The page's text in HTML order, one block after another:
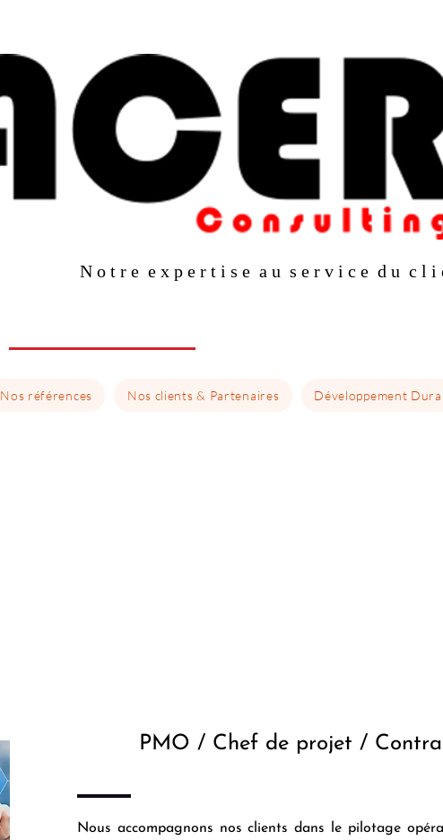
N o t r e e x p e r t i s e a u s e r v i c e d u c l i
Nos références Nos clients & Partenaires Développement
PMO / Chef de projet /
Nous accompagnons nos clients dans le pilotage